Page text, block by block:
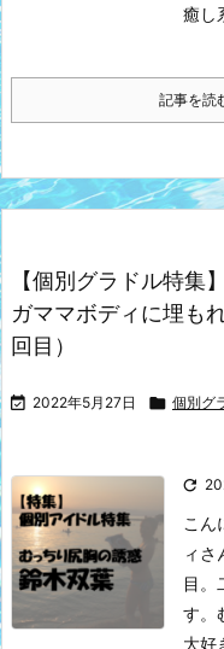
癒し
記事を読
【個別グラドル特集
ガママボディに埋も
回目）
 2022年5月27日  個別グ

こん
ィさ
目。
す。
大好